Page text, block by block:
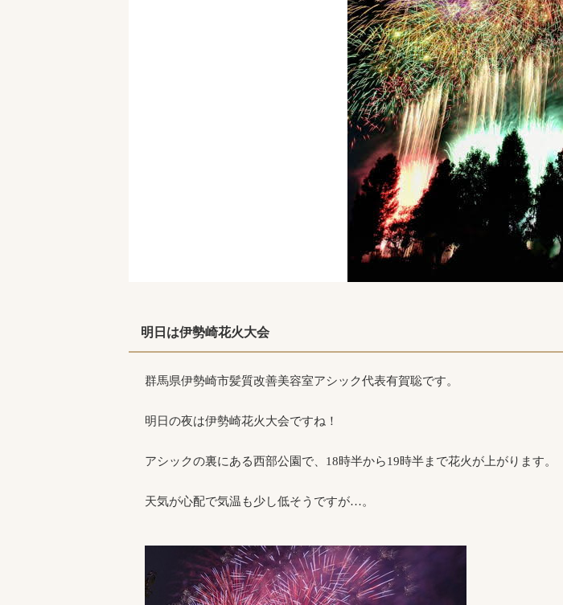
明日は伊勢崎花火大会
群馬県伊勢崎市髪質改善美容室アシック代表有賀聡です。
明日の夜は伊勢崎花火大会ですね！
アシックの裏にある西部公園で、18時半から19時半まで花火が上がります。
天気が心配で気温も少し低そうですが…。